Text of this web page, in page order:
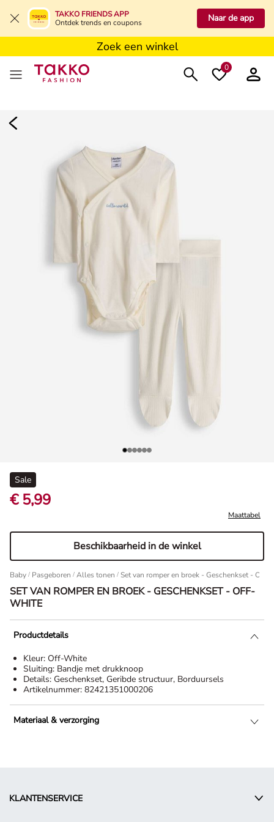
TAKKO FRIENDS APP
Ontdek trends en coupons
Naar de app
Zoek een winkel
Zoek een winkel
0
Sale
€ 5,99
Maattabel
Beschikbaarheid in de winkel
Baby / Pasgeboren / Alles tonen Set van romper en broek - Geschenkset - Off-
SET VAN ROMPER EN BROEK - GESCHENKSET - OFF-
WHITE
Productdetails
Kleur: Off-White
Sluiting: Bandje met drukknoop
Details: Geschenkset, Geribde structuur, Borduursels
Artikelnummer: 82421351000206
Materiaal & verzorging
KLANTENSERVICE